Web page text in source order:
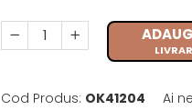
Cod Produs: OK41204 Ai